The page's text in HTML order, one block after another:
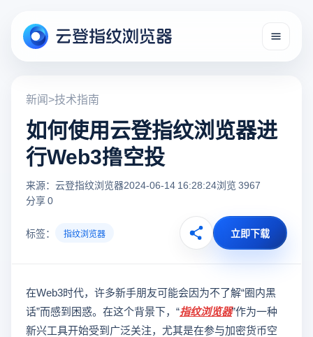
新闻>技术指南
如何使用云登指纹浏览器进
行Web3撸空投
来源：云登指纹浏览器2024-06-14 16:28:24浏览 3967
分享 0
标签： 指纹浏览器 立即下载
在Web3时代，许多新手朋友可能会因为不了解“圈内黑
话”而感到困惑。在这个背景下，“指纹浏览器”作为一种
新兴工具开始受到广泛关注，尤其是在参与加密货币空